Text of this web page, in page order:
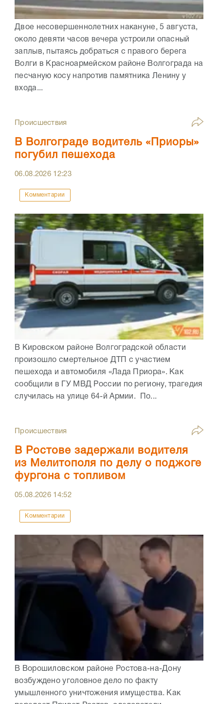
Двое несовершеннолетних накануне, 5 августа,
около девяти часов вечера устроили опасный
заплыв, пытаясь добраться с правого берега
Волги в Красноармейском районе Волгограда на
песчаную косу напротив памятника Ленину у
входа...
Происшествия
В Волгограде водитель «Приоры»
погубил пешехода
06.08.2026 12:23
Комментарии
В Кировском районе Волгоградской области
произошло смертельное ДТП с участием
пешехода и автомобиля «Лада Приора». Как
сообщили в ГУ МВД России по региону, трагедия
случилась на улице 64-й Армии. По...
Происшествия
В Ростове задержали водителя
из Мелитополя по делу о поджоге
фургона с топливом
05.08.2026 14:52
Комментарии
В Ворошиловском районе Ростова-на-Дону
возбуждено уголовное дело по факту
умышленного уничтожения имущества. Как